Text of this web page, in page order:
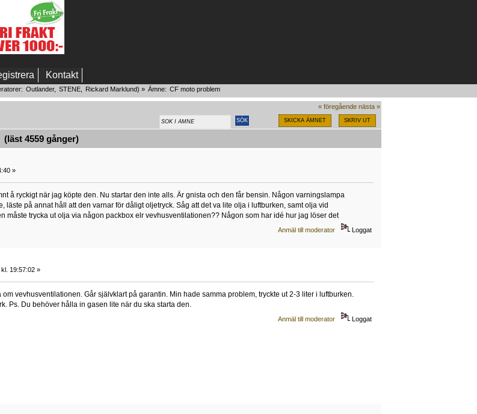
Kontakt
Outlander, STENE, Rickard Marklund) » Ämne: CF moto problem
« föregående nästa »
SKICKA ÄMNET SKRIV UT
4559 gånger)
»
å ryckigt när jag köpte den. Nu startar den inte alls. Är gnista och den får bensin. Någon varningslampa
läste på annat håll att den varnar för dåligt oljetryck. Såg att det va lite olja i luftburken, samt olja vid
måste trycka ut olja via någon packbox elr vevhusventilationen?? Någon som har idé hur jag löser det
Anmäl till moderator Loggat
19:57:02 »
vevhusventilationen. Går självklart på garantin. Min hade samma problem, tryckte ut 2-3 liter i luftburken.
Ps. Du behöver hålla in gasen lite när du ska starta den.
Anmäl till moderator Loggat